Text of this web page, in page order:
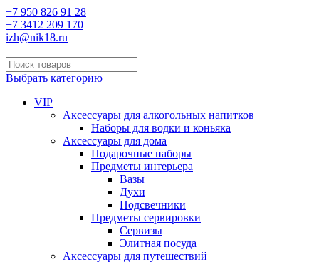
+7 950 826 91 28
+7 3412 209 170
izh@nik18.ru
Выбрать категорию
VIP
Аксессуары для алкогольных напитков
Наборы для водки и коньяка
Аксессуары для дома
Подарочные наборы
Предметы интерьера
Вазы
Духи
Подсвечники
Предметы сервировки
Сервизы
Элитная посуда
Аксессуары для путешествий